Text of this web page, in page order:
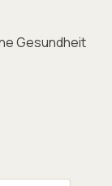
Gesundheit